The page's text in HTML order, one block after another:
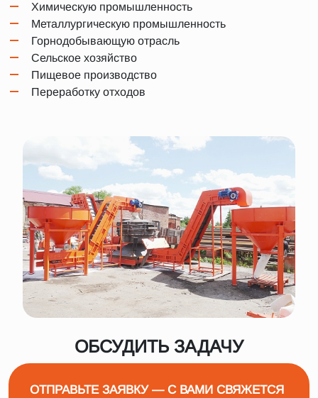
Химическую промышленность
Металлургическую промышленность
Горнодобывающую отрасль
Сельское хозяйство
Пищевое производство
Переработку отходов
ОБСУДИТЬ ЗАДАЧУ
ОТПРАВЬТЕ ЗАЯВКУ — С ВАМИ СВЯЖЕТСЯ